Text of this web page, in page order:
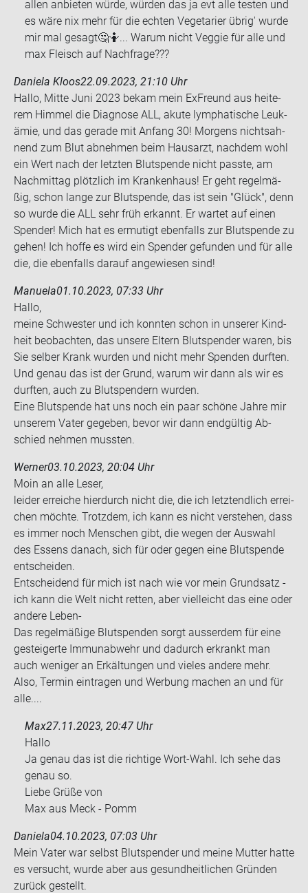
allen an­bie­ten würde, wür­den das ja evt alle tes­ten und
es wäre nix mehr für die ech­ten Ve­ge­ta­ri­er übrig' wurde
mir mal ge­sagt🤔🤷... Warum nicht Ve­g­gie für alle und
max Fleisch auf Nach­fra­ge???
Daniela Kloos22.09.2023, 21:10 Uhr
Hallo, Mitte Juni 2023 bekam mein Ex­Freund aus hei­te­
rem Him­mel die Dia­gno­se ALL, akute lympha­ti­sche Leuk­
ämie, und das ge­ra­de mit An­fang 30! Mor­gens nichts­ah­
nend zum Blut ab­neh­men beim Haus­arzt, nach­dem wohl
ein Wert nach der letz­ten Blut­spen­de nicht pass­te, am
Nach­mit­tag plötz­lich im Kran­ken­haus! Er geht re­gel­mä­
ßig, schon lange zur Blut­spen­de, das ist sein "Glück", denn
so wurde die ALL sehr früh er­kannt. Er war­tet auf einen
Spen­der! Mich hat es er­mu­tigt eben­falls zur Blut­spen­de zu
gehen! Ich hoffe es wird ein Spen­der ge­fun­den und für alle
die, die eben­falls dar­auf an­ge­wie­sen sind!
Manuela01.10.2023, 07:33 Uhr
Hallo,
meine Schwes­ter und ich konn­ten schon in un­se­rer Kind­
heit be­ob­ach­ten, das un­se­re El­tern Blut­spen­der waren, bis
Sie sel­ber Krank wur­den und nicht mehr Spen­den durf­ten.
Und genau das ist der Grund, warum wir dann als wir es
durf­ten, auch zu Blut­spen­dern wur­den.
Eine Blut­spen­de hat uns noch ein paar schö­ne Jahre mir
un­se­rem Vater ge­ge­ben, bevor wir dann end­gül­tig Ab­
schied neh­men muss­ten.
Werner03.10.2023, 20:04 Uhr
Moin an alle Leser,
lei­der er­rei­che hier­durch nicht die, die ich letzt­end­lich er­rei­
chen möch­te. Trotz­dem, ich kann es nicht ver­ste­hen, dass
es immer noch Men­schen gibt, die wegen der Aus­wahl
des Es­sens da­nach, sich für oder gegen eine Blut­spen­de
ent­schei­den.
Ent­schei­dend für mich ist nach wie vor mein Grund­satz -
ich kann die Welt nicht ret­ten, aber viel­leicht das eine oder
an­de­re Leben-​
Das re­gel­mä­ßi­ge Blut­spen­den sorgt aus­ser­dem für eine
ge­stei­ger­te Im­mun­ab­wehr und da­durch er­krankt man
auch we­ni­ger an Er­käl­tun­gen und vie­les an­de­re mehr.
Also, Ter­min ein­tra­gen und Wer­bung ma­chen an und für
alle....
Max27.11.2023, 20:47 Uhr
Hallo
Ja genau das ist die rich­ti­ge Wort-​Wahl. Ich sehe das
genau so.
Liebe Grüße von
Max aus Meck - Pomm
Daniela04.10.2023, 07:03 Uhr
Mein Vater war selbst Blut­spen­der und meine Mut­ter hatte
es ver­sucht, wurde aber aus ge­sund­heit­li­chen Grün­den
zu­rück ge­stellt.